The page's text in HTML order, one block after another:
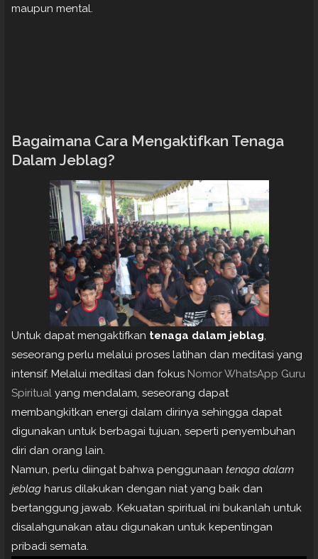
maupun mental.
Bagaimana Cara Mengaktifkan Tenaga
Dalam Jeblag?
Untuk dapat mengaktifkan tenaga dalam jeblag,
seseorang perlu melalui proses latihan dan meditasi yang
intensif. Melalui meditasi dan fokus Nomor WhatsApp Guru
Spiritual yang mendalam, seseorang dapat
membangkitkan energi dalam dirinya sehingga dapat
digunakan untuk berbagai tujuan, seperti penyembuhan
diri dan orang lain.
Namun, perlu diingat bahwa penggunaan tenaga dalam
jeblag harus dilakukan dengan niat yang baik dan
bertanggung jawab. Kekuatan spiritual ini bukanlah untuk
disalahgunakan atau digunakan untuk kepentingan
pribadi semata.